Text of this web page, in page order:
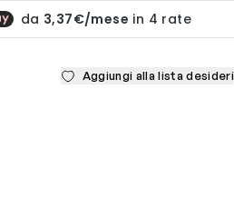
Aggiungi alla lista desideri